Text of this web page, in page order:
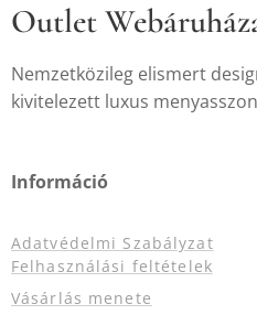
Outlet
Nemzetközileg elismert
kivitelezett luxus
Információ
Adatvédelmi Szabályzat
Felhasználási feltételek
Vásárlás menete